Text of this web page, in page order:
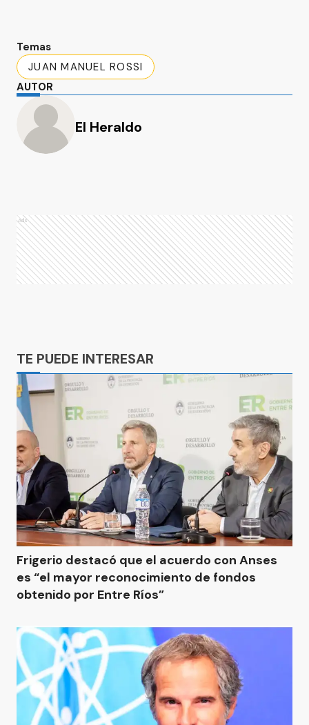
Temas
JUAN MANUEL ROSSI
AUTOR
El Heraldo
Ads
TE PUEDE INTERESAR
Frigerio destacó que el acuerdo con Anses
es “el mayor reconocimiento de fondos
obtenido por Entre Ríos”